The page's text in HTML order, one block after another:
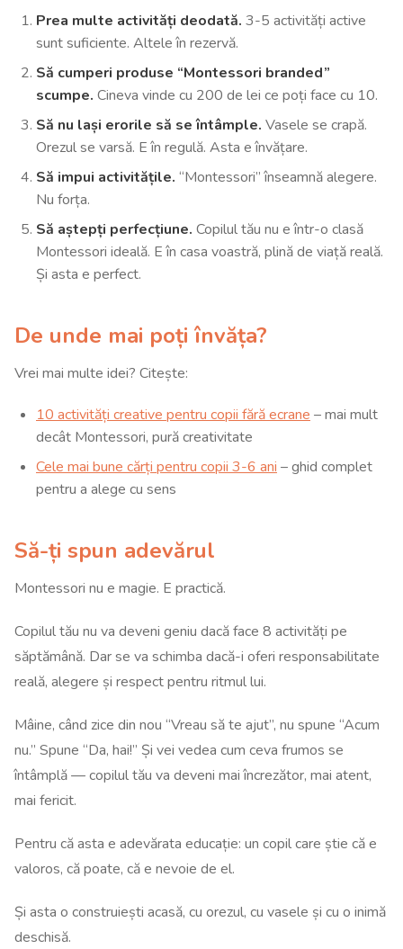
Prea multe activități deodată. 3-5 activități active
sunt suficiente. Altele în rezervă.
Să cumperi produse “Montessori branded”
scumpe. Cineva vinde cu 200 de lei ce poți face cu 10.
Să nu lași erorile să se întâmple. Vasele se crapă.
Orezul se varsă. E în regulă. Asta e învățare.
Să impui activitățile. “Montessori” înseamnă alegere.
Nu forța.
Să aștepți perfecțiune. Copilul tău nu e într-o clasă
Montessori ideală. E în casa voastră, plină de viață reală.
Și asta e perfect.
De unde mai poți învăța?
Vrei mai multe idei? Citește:
10 activități creative pentru copii fără ecrane – mai mult
decât Montessori, pură creativitate
Cele mai bune cărți pentru copii 3-6 ani – ghid complet
pentru a alege cu sens
Să-ți spun adevărul
Montessori nu e magie. E practică.
Copilul tău nu va deveni geniu dacă face 8 activități pe
săptămână. Dar se va schimba dacă-i oferi responsabilitate
reală, alegere și respect pentru ritmul lui.
Mâine, când zice din nou “Vreau să te ajut”, nu spune “Acum
nu.” Spune “Da, hai!” Și vei vedea cum ceva frumos se
întâmplă — copilul tău va deveni mai încrezător, mai atent,
mai fericit.
Pentru că asta e adevărata educație: un copil care știe că e
valoros, că poate, că e nevoie de el.
Și asta o construiești acasă, cu orezul, cu vasele și cu o inimă
deschisă.